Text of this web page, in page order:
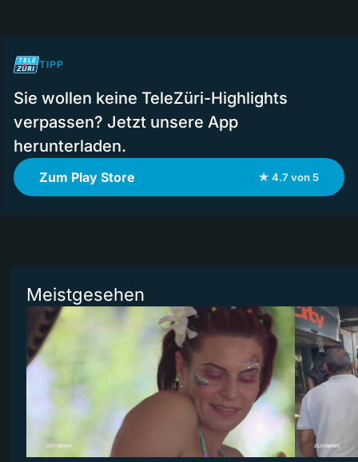
TIPP
Sie wollen keine TeleZüri-Highlights
verpassen? Jetzt unsere App
herunterladen.
Zum Play Store ★ 4.7 von 5
Meistgesehen